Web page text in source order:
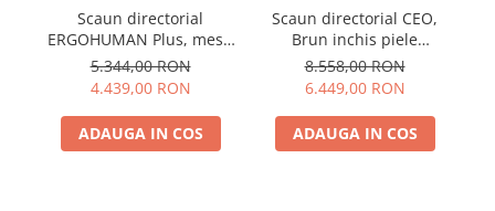
Scaun directorial
ERGOHUMAN Plus, mesh
Negru , tetiera 2D, suport
lombar, brate reglabile
3D
5.344,00 RON
4.439,00 RON
ADAUGA IN COS
Scaun directorial CEO,
Brun inchis piele
naturala
8.558,00 RON
6.449,00 RON
ADAUGA IN COS